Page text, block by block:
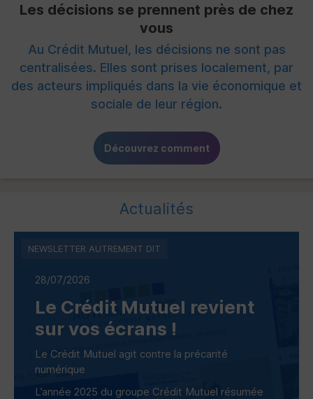
Les décisions se prennent près de chez
vous
Au Crédit Mutuel, les décisions ne sont pas
centralisées. Elles sont prises localement, par
des acteurs impliqués dans la vie économique et
sociale de leur région.
Découvrez comment
Actualités
28/07/2026
Le Crédit Mutuel revient
sur vos écrans !
Le Crédit Mutuel agit contre la précarité
numérique
L’année 2025 du groupe Crédit Mutuel résumée
NEWSLETTER AUTREMENT DIT